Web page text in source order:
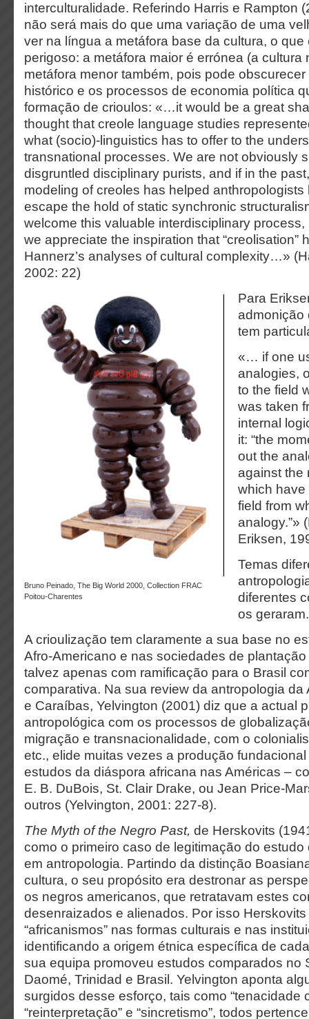
interculturalidade. Referindo Harris e Rampton
não será mais do que uma variação de uma
ver na língua a metáfora base da cultura, o que
perigoso: a metáfora maior é errónea (a cultura
metáfora menor também, pois pode
histórico e os processos de economia política
formação de crioulos: «…it would be a great
thought that creole language studies
what (socio)-linguistics has to offer to the
transnational processes. We are not obviously
disgruntled disciplinary purists, and if in the
modeling of creoles has helped anthropologists
escape the hold of static synchronic
welcome this valuable interdisciplinary
we appreciate the inspiration that “creolisation”
Hannerz’s analyses of cultural complexity…»
2002: 22)
Bruno Peinado, The Big World 2000, Collection FRAC
Poitou-Charentes
Para
admonição
tem
«… if one
analogies,
to the field
was taken
internal
it: “the
out the
against the
which
field from
analogy.”»
Eriksen,
Temas
diferentes
os geraram.
A crioulização tem claramente a sua base no
Afro-Americano e nas sociedades de
talvez apenas com ramificação para o Brasil
comparativa. Na sua review da antropologia da
e Caraíbas, Yelvington (2001) diz que a actual
antropológica com os processos de
migração e transnacionalidade, com o
etc., elide muitas vezes a produção
estudos da diáspora africana nas Américas –
E. B. DuBois, St. Clair Drake, ou Jean Price-
outros (Yelvington, 2001: 227-8).
The Myth of the Negro Past, de Herskovits
como o primeiro caso de legitimação do
em antropologia. Partindo da distinção
cultura, o seu propósito era destronar as
os negros americanos, que retratavam estes
desenraizados e alienados. Por isso
“africanismos” nas formas culturais e nas
identificando a origem étnica específica de
sua equipa promoveu estudos comparados no
Daomé, Trinidad e Brasil. Yelvington aponta
surgidos desse esforço, tais como “tenacidade
“reinterpretação” e “sincretismo”, todos